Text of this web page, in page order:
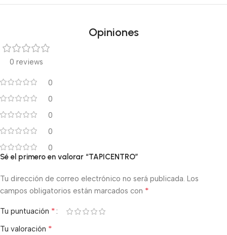
Ofertas inmejorables
Opiniones
0 reviews
0
0
0
0
0
Sé el primero en valorar “TAPICENTRO”
Tu dirección de correo electrónico no será publicada. Los
campos obligatorios están marcados con *
Tu puntuación *
Tu valoración *